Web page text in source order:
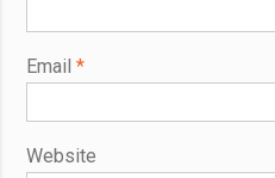
Email *
Website